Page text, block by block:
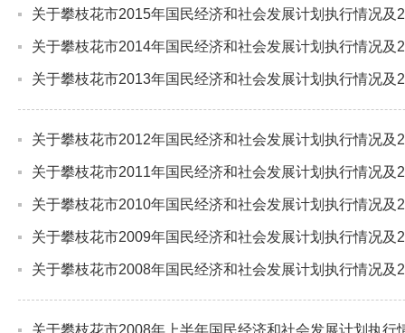
关于攀枝花市2015年国民经济和社会发展计划执行情况及
关于攀枝花市2014年国民经济和社会发展计划执行情况及
关于攀枝花市2013年国民经济和社会发展计划执行情况及
关于攀枝花市2012年国民经济和社会发展计划执行情况及
关于攀枝花市2011年国民经济和社会发展计划执行情况及
关于攀枝花市2010年国民经济和社会发展计划执行情况及
关于攀枝花市2009年国民经济和社会发展计划执行情况及
关于攀枝花市2008年国民经济和社会发展计划执行情况及
关于攀枝花市2008年上半年国民经济和社会发展计划执行